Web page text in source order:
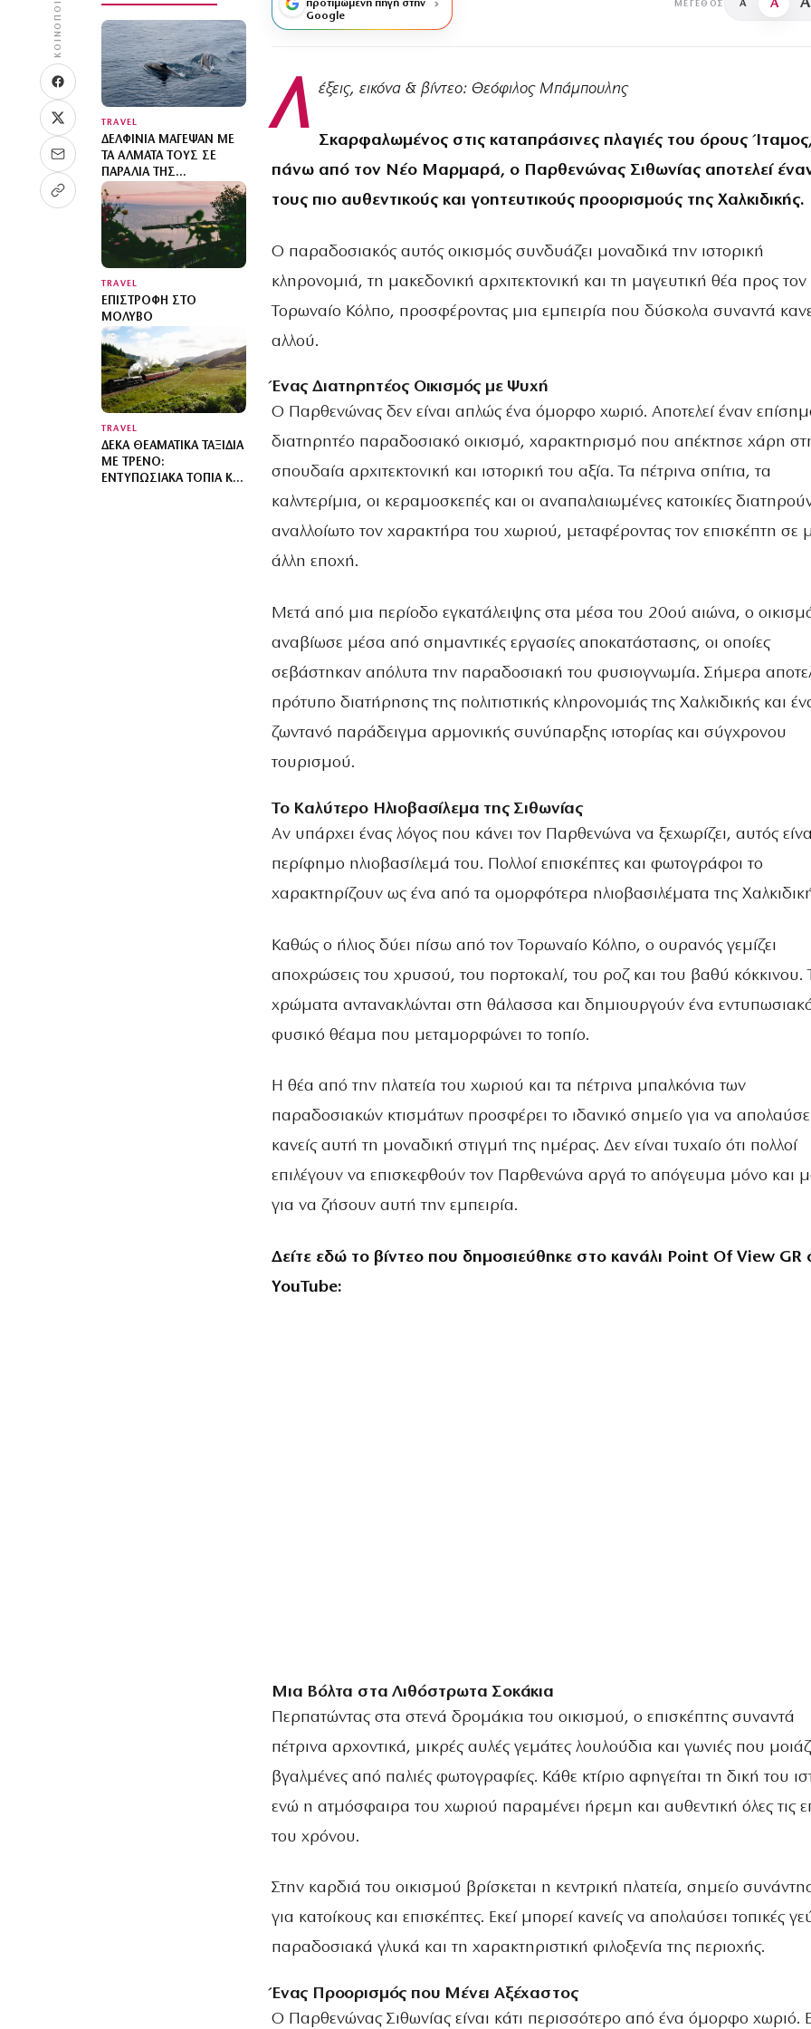
ΚΟΙΝΟΠΟΊΗΣΗ
TRAVEL
ΔΕΛΦΊΝΙΑ ΜΆΓΕΨΑΝ ΜΕ
ΤΑ ΆΛΜΑΤΆ ΤΟΥΣ ΣΕ
ΠΑΡΑΛΊΑ ΤΗΣ
ΧΑΛΚΙΔΙΚΉΣ: ΒΊΝΤΕΟ
TRAVEL
ΕΠΙΣΤΡΟΦΉ ΣΤΟ
ΜΌΛΥΒΟ
TRAVEL
ΔΈΚΑ ΘΕΑΜΑΤΙΚΆ ΤΑΞΊΔΙΑ
ΜΕ ΤΡΈΝΟ:
ΕΝΤΥΠΩΣΙΑΚΆ ΤΟΠΊΑ ΚΑΙ
προτιμώμενη πηγή στην
Google
ΜΈΓΕΘΟΣ A A
Λ έξεις, εικόνα & βίντεο: Θεόφιλος Μπάμπουλης
Σκαρφαλωμένος στις καταπράσινες πλαγιές του όρους
πάνω από τον Νέο Μαρμαρά, ο Παρθενώνας Σιθωνίας αποτελεί
τους πιο αυθεντικούς και γοητευτικούς προορισμούς της Χαλκιδικής.
Ο παραδοσιακός αυτός οικισμός συνδυάζει μοναδικά την ιστορική
κληρονομιά, τη μακεδονική αρχιτεκτονική και τη μαγευτική θέα προς τον
Τορωναίο Κόλπο, προσφέροντας μια εμπειρία που δύσκολα συναντά
αλλού.
Ένας Διατηρητέος Οικισμός με Ψυχή
Ο Παρθενώνας δεν είναι απλώς ένα όμορφο χωριό. Αποτελεί έναν
διατηρητέο παραδοσιακό οικισμό, χαρακτηρισμό που απέκτησε χάρη
σπουδαία αρχιτεκτονική και ιστορική του αξία. Τα πέτρινα σπίτια, τα
καλντερίμια, οι κεραμοσκεπές και οι αναπαλαιωμένες κατοικίες
αναλλοίωτο τον χαρακτήρα του χωριού, μεταφέροντας τον επισκέπτη σε
άλλη εποχή.
Μετά από μια περίοδο εγκατάλειψης στα μέσα του 20ού αιώνα, ο
αναβίωσε μέσα από σημαντικές εργασίες αποκατάστασης, οι οποίες
σεβάστηκαν απόλυτα την παραδοσιακή του φυσιογνωμία. Σήμερα
πρότυπο διατήρησης της πολιτιστικής κληρονομιάς της Χαλκιδικής και
ζωντανό παράδειγμα αρμονικής συνύπαρξης ιστορίας και σύγχρονου
τουρισμού.
Το Καλύτερο Ηλιοβασίλεμα της Σιθωνίας
Αν υπάρχει ένας λόγος που κάνει τον Παρθενώνα να ξεχωρίζει, αυτός
περίφημο ηλιοβασίλεμά του. Πολλοί επισκέπτες και φωτογράφοι το
χαρακτηρίζουν ως ένα από τα ομορφότερα ηλιοβασιλέματα της
Καθώς ο ήλιος δύει πίσω από τον Τορωναίο Κόλπο, ο ουρανός γεμίζει
αποχρώσεις του χρυσού, του πορτοκαλί, του ροζ και του βαθύ κόκκινου.
χρώματα αντανακλώνται στη θάλασσα και δημιουργούν ένα
φυσικό θέαμα που μεταμορφώνει το τοπίο.
Η θέα από την πλατεία του χωριού και τα πέτρινα μπαλκόνια των
παραδοσιακών κτισμάτων προσφέρει το ιδανικό σημείο για να
κανείς αυτή τη μοναδική στιγμή της ημέρας. Δεν είναι τυχαίο ότι πολλοί
επιλέγουν να επισκεφθούν τον Παρθενώνα αργά το απόγευμα μόνο και
για να ζήσουν αυτή την εμπειρία.
Δείτε εδώ το βίντεο που δημοσιεύθηκε στο κανάλι Point Of View GR
YouTube:
Μια Βόλτα στα Λιθόστρωτα Σοκάκια
Περπατώντας στα στενά δρομάκια του οικισμού, ο επισκέπτης συναντά
πέτρινα αρχοντικά, μικρές αυλές γεμάτες λουλούδια και γωνιές που
βγαλμένες από παλιές φωτογραφίες. Κάθε κτίριο αφηγείται τη δική του
ενώ η ατμόσφαιρα του χωριού παραμένει ήρεμη και αυθεντική όλες τις
του χρόνου.
Στην καρδιά του οικισμού βρίσκεται η κεντρική πλατεία, σημείο
για κατοίκους και επισκέπτες. Εκεί μπορεί κανείς να απολαύσει τοπικές
παραδοσιακά γλυκά και τη χαρακτηριστική φιλοξενία της περιοχής.
Ένας Προορισμός που Μένει Αξέχαστος
Ο Παρθενώνας Σιθωνίας είναι κάτι περισσότερο από ένα όμορφο χωριό.